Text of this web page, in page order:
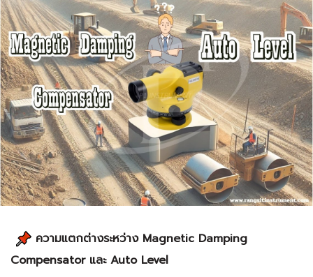
ความแตกต่างระหว่าง Magnetic Damping
Compensator และ Auto Level